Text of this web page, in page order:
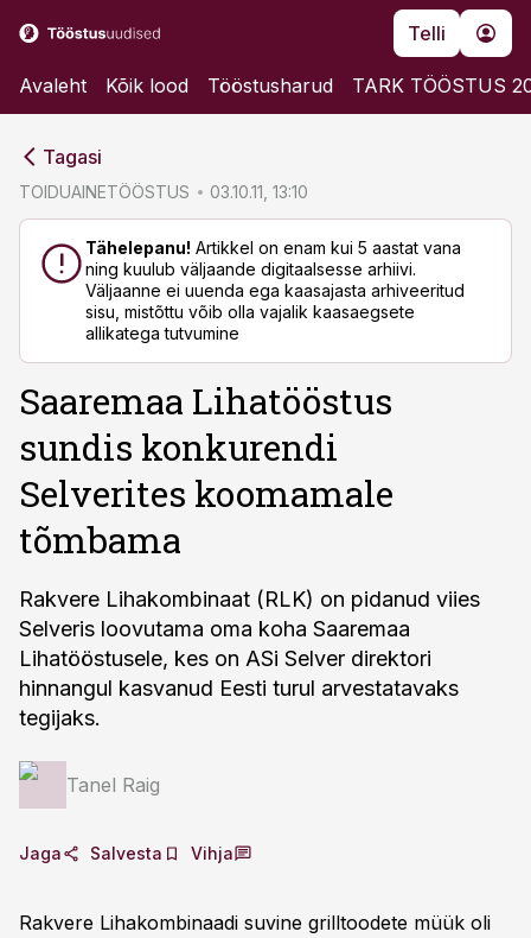
Telli
Avaleht Kõik lood Tööstusharud TARK TÖÖSTUS
Tagasi
TOIDUAINETÖÖSTUS 03.10.11, 13:10
Tähelepanu! Artikkel on enam kui 5 aastat vana
ning kuulub väljaande digitaalsesse arhiivi.
Väljaanne ei uuenda ega kaasajasta arhiveeritud
sisu, mistõttu võib olla vajalik kaasaegsete
allikatega tutvumine
Saaremaa Lihatööstus
sundis konkurendi
Selverites koomamale
tõmbama
Rakvere Lihakombinaat (RLK) on pidanud viies
Selveris loovutama oma koha Saaremaa
Lihatööstusele, kes on ASi Selver direktori
hinnangul kasvanud Eesti turul arvestatavaks
tegijaks.
Tanel Raig
Jaga Salvesta Vihja
Rakvere Lihakombinaadi suvine grilltoodete müük oli